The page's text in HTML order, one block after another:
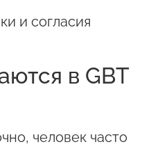
и согласия
в GBT
человек часто